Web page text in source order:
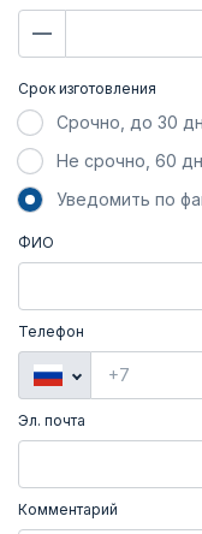
Срок изготовления
Срочно, до 30
Не срочно, 60
Уведомить по
ФИО
Телефон
Эл. почта
Комментарий